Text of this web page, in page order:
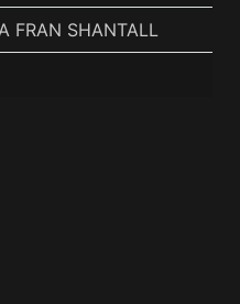
FRAN SHANTALL